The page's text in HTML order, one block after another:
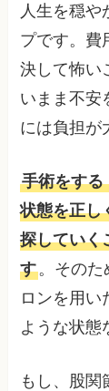
人生を穏や
プです。費
決して怖い
いまま不安
には負担が
手術をする
状態を正し
探していく
す。そのた
ロンを用い
ような状態
もし、股関